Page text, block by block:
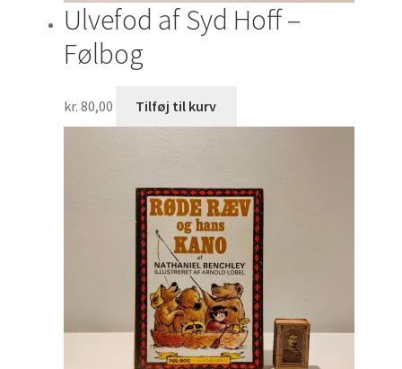
Ulvefod af Syd Hoff –
Følbog
kr. 80,00 Tilføj til kurv